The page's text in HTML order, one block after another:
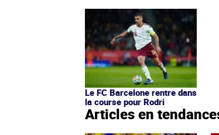
Le FC Barcelone rentre dans
la course pour Rodri
Articles en